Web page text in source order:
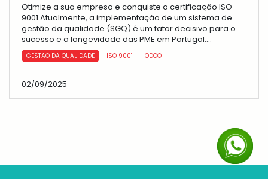
Otimize a sua empresa e conquiste a certificação ISO
9001 Atualmente, a implementação de um sistema de
gestão da qualidade (SGQ) é um fator decisivo para o
sucesso e a longevidade das PME em Portugal....
GESTÃO DA QUALIDADE ISO 9001 ODOO
02/09/2025